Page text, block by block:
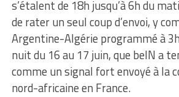
s’étalent de 18h jusqu’à 6h du
de rater un seul coup d’envoi, y
Argentine-Algérie programmé à
nuit du 16 au 17 juin, que beIN a
comme un signal fort envoyé à la
nord-africaine en France.